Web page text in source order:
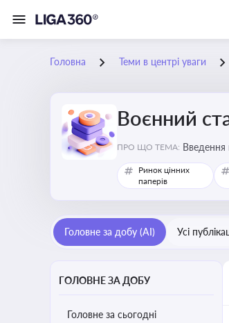
Головна Теми в центрі уваги
Воєнний
ПРО ЩО ТЕМА: Введення
Ринок цінних
паперів
Головне за добу (AI) Усі
ГОЛОВНЕ ЗА ДОБУ
Головне за сьогодні